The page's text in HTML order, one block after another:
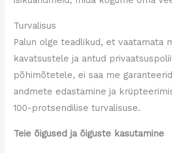
Turvalisus
Palun olge teadlikud, et vaatamata
kavatsustele ja antud
põhimõtetele, ei saa me
andmete edastamine ja
100-protsendilise turvalisuse.
Teie õigused ja õiguste kasutamine